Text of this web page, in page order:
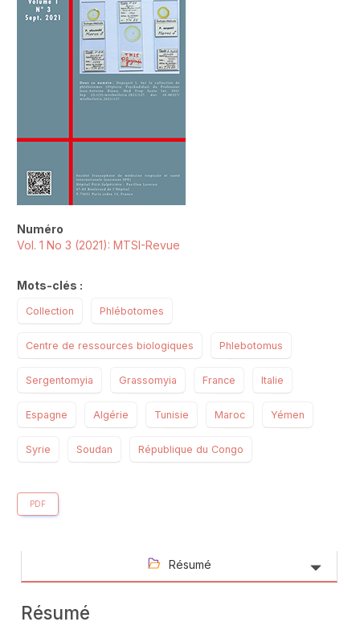
Numéro
Vol. 1 No 3 (2021): MTSI-Revue
Mots-clés :
Collection Phlébotomes
Centre de ressources biologiques Phlebotomus
Sergentomyia Grassomyia France Italie
Espagne Algérie Tunisie Maroc Yémen
Syrie Soudan République du Congo
PDF
Résumé
Résumé